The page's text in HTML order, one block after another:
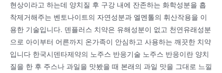
현상이라고 하는데 양치질 후 구강 내에 잔존하는 화학성분을 흡
착제거해주는 벤토나이트의 자연성분과 엘멘톨의 휘산작용을 이
용한 기술입니다. 덴플러스 치약은 유해성분이 없고 천연유래성분
으로 아이부터 어른까지 온가족이 안심하고 사용하는 깨끗한 치약
입니다 한국시덴타제약의 노주스 반응기술 노주스 반응이란 양치
질을 한 후 주스나 과일을 맛봤을 때 본래의 과일 맛을 그대로 느낄